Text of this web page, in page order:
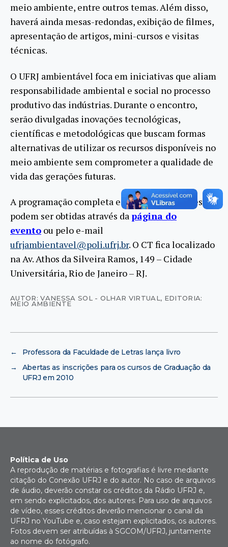
meio ambiente, entre outros temas. Além disso,
haverá ainda mesas-redondas, exibição de filmes,
apresentação de artigos, mini-cursos e visitas
técnicas.
O UFRJ ambientável foca em iniciativas que aliam
responsabilidade ambiental e social no processo
produtivo das indústrias. Durante o encontro,
serão divulgadas inovações tecnológicas,
científicas e metodológicas que buscam formas
alternativas de utilizar os recursos disponíveis no
meio ambiente sem comprometer a qualidade de
vida das gerações futuras.
A programação completa e outras informações
podem ser obtidas através dapágina do
evento ou pelo e-mail
ufrjambientavel@poli.ufrj.br. O CT fica localizado
na Av. Athos da Silveira Ramos, 149 – Cidade
Universitária, Rio de Janeiro – RJ.
AUTOR: VANESSA SOL - OLHAR VIRTUAL, EDITORIA:
MEIO AMBIENTE
←
Professora da Faculdade de Letras lança livro
→
Abertas as inscrições para os cursos de Graduação da
UFRJ em 2010
Política de Uso
A reprodução de matérias e fotografias é livre mediante
citação do Conexão UFRJ e do autor. No caso de arquivos
de áudio, deverão constar os créditos da Rádio UFRJ e,
em sendo explicitados, dos autores. Para uso de arquivos
de vídeo, esses créditos deverão mencionar o canal da
UFRJ no YouTube e, caso estejam explicitados, os autores.
Fotos devem ser atribuídas à SGCOM/UFRJ, juntamente
ao nome do fotógrafo.